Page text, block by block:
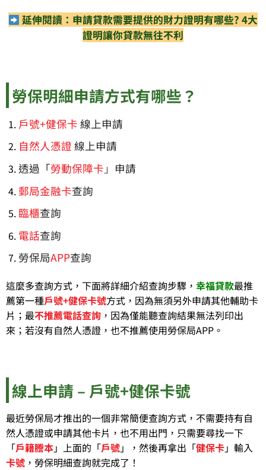
延伸閱讀：申請貸款需要提供的財力證明有哪些? 4大
證明讓你貸款無往不利
勞保明細申請方式有哪些？
戶號+健保卡 線上申請
自然人憑證 線上申請
透過「勞動保障卡 」 申請
郵局金融卡查詢
臨櫃查詢
電話查詢
勞保局APP查詢
這麼多查詢方式，下面將詳細介紹查詢步驟， 幸福貸款最推
薦第一種戶號+健保卡號方式，因為無須另外申請其他輔助卡
片；最不推薦電話查詢 ，因為僅能聽查詢結果無法列印出
來；若沒有自然人憑證，也不推薦使用勞保局APP。
線上申請 – 戶號+健保卡號
最近勞保局才推出的一個非常簡便查詢方式，不需要持有自
然人憑證或申請其他卡片，也不用出門，只需要尋找一下
「戶籍謄本」上面的「戶號」，然後再拿出「健保卡」輸入
卡號 ，勞保明細查詢就完成了！